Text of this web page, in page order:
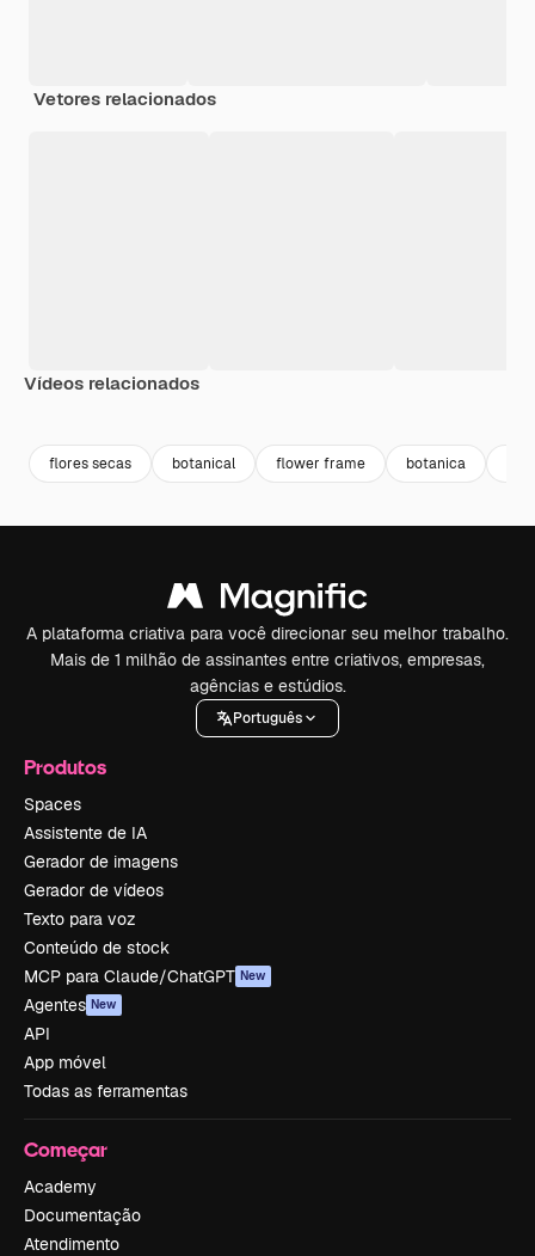
Vetores relacionados
Vídeos relacionados
flores secas botanical flower frame botanica
A plataforma criativa para você direcionar seu melhor trabalho.
Mais de 1 milhão de assinantes entre criativos, empresas,
agências e estúdios.
Português
Produtos
Spaces
Assistente de IA
Gerador de imagens
Gerador de vídeos
Texto para voz
Conteúdo de stock
MCP para Claude/ChatGPT New
Agentes New
API
App móvel
Todas as ferramentas
Começar
Academy
Documentação
Atendimento